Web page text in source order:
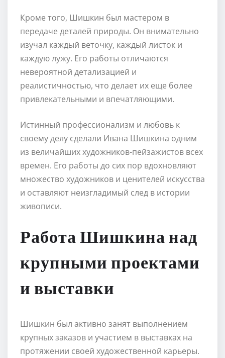
Кроме того, Шишкин был мастером в
передаче деталей природы. Он внимательно
изучал каждый веточку, каждый листок и
каждую лужу. Его работы отличаются
невероятной детализацией и
реалистичностью, что делает их еще более
привлекательными и впечатляющими.
Истинный профессионализм и любовь к
своему делу сделали Ивана Шишкина одним
из величайших художников-пейзажистов всех
времен. Его работы до сих пор вдохновляют
множество художников и ценителей искусства
и оставляют неизгладимый след в истории
живописи.
Работа Шишкина над
крупными проектами
и выставки
Шишкин был активно занят выполнением
крупных заказов и участием в выставках на
протяжении своей художественной карьеры.